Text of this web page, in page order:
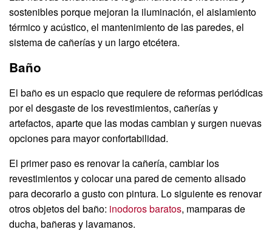
sostenibles porque mejoran la iluminación, el aislamiento
térmico y acústico, el mantenimiento de las paredes, el
sistema de cañerías y un largo etcétera.
Baño
El baño es un espacio que requiere de reformas periódicas
por el desgaste de los revestimientos, cañerías y
artefactos, aparte que las modas cambian y surgen nuevas
opciones para mayor confortabilidad.
El primer paso es renovar la cañería, cambiar los
revestimientos y colocar una pared de cemento alisado
para decorarlo a gusto con pintura. Lo siguiente es renovar
otros objetos del baño: inodoros baratos, mamparas de
ducha, bañeras y lavamanos.